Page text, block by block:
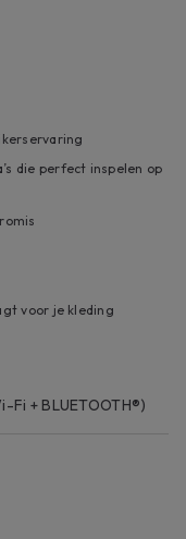
die perfect inspelen op
voor je kleding
+ BLUETOOTH®)